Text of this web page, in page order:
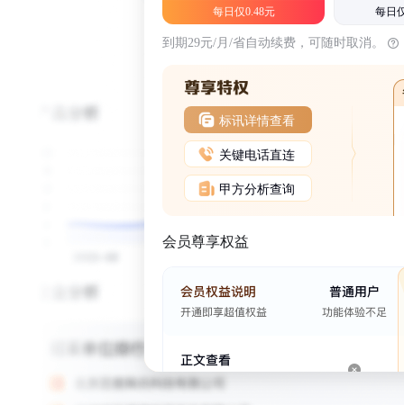
每日仅0.48元 每日
到期29元/月/省自动续费，可随时取消。
标讯详情查看
关键电话直连
甲方分析查询
会员尊享权益